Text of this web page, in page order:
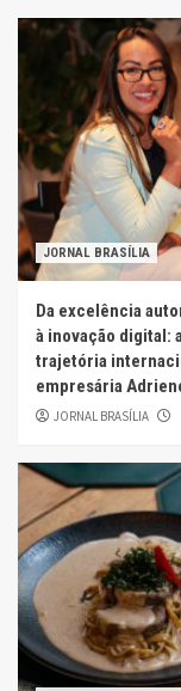
JORNAL BRASÍLIA
Da excelência
à inovação digital:
trajetória
empresária
JORNAL BRASÍLIA